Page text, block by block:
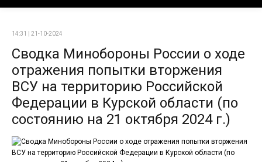
14:31 | 21-10-2024
Сводка Минобороны России о ходе
отражения попытки вторжения
ВСУ на территорию Российской
Федерации в Курской области (по
состоянию на 21 октября 2024 г.)